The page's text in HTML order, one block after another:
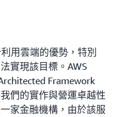
用雲端的優勢，特別
實現該目標。AWS
Framework
們的實作與營運卓越性
家金融機構，由於該服